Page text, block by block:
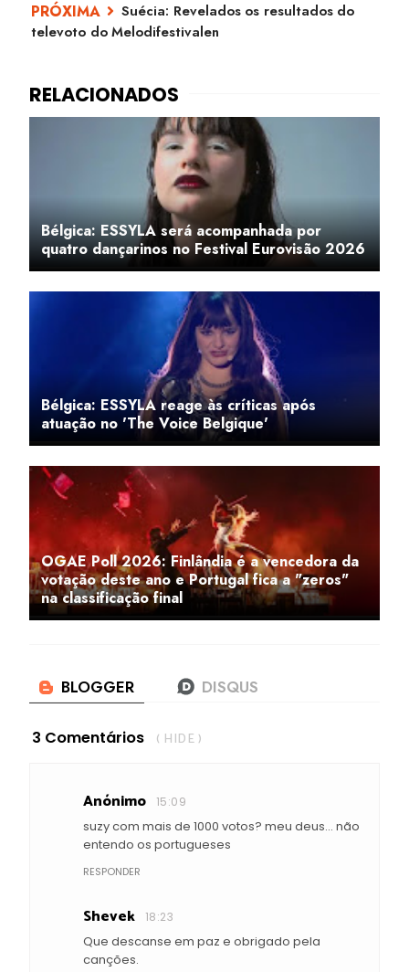
Suécia: Revelados os resultados do
televoto do Melodifestivalen
Bélgica: ESSYLA será acompanhada por
quatro dançarinos no Festival Eurovisão 2026
Bélgica: ESSYLA reage às críticas após
atuação no 'The Voice Belgique'
OGAE Poll 2026: Finlândia é a vencedora da
votação deste ano e Portugal fica a "zeros"
na classificação final
3 Comentários ( HIDE )
Anónimo 15:09
suzy com mais de 1000 votos? meu deus... não
entendo os portugueses
RESPONDER
Shevek 18:23
Que descanse em paz e obrigado pela
canções.